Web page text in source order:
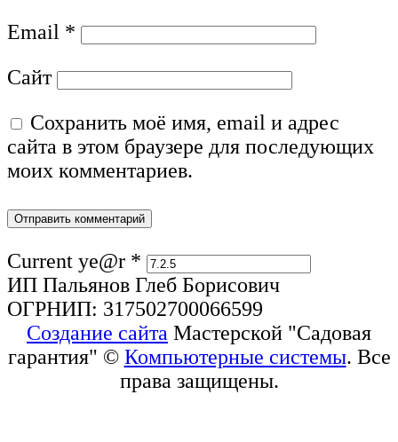
Email *
Сайт
Сохранить моё имя, email и адрес
сайта в этом браузере для последующих
моих комментариев.
Current ye@r *
ИП Пальянов Глеб Борисович
ОГРНИП: 317502700066599
Создание сайта Мастерской "Садовая
гарантия" © Компьютерные системы. Все
права защищены.